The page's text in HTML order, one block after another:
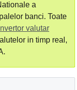
a
banci. Toate
valutar
in timp real,